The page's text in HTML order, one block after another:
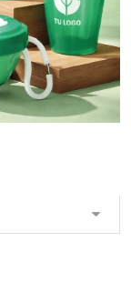
Catapiz Grande